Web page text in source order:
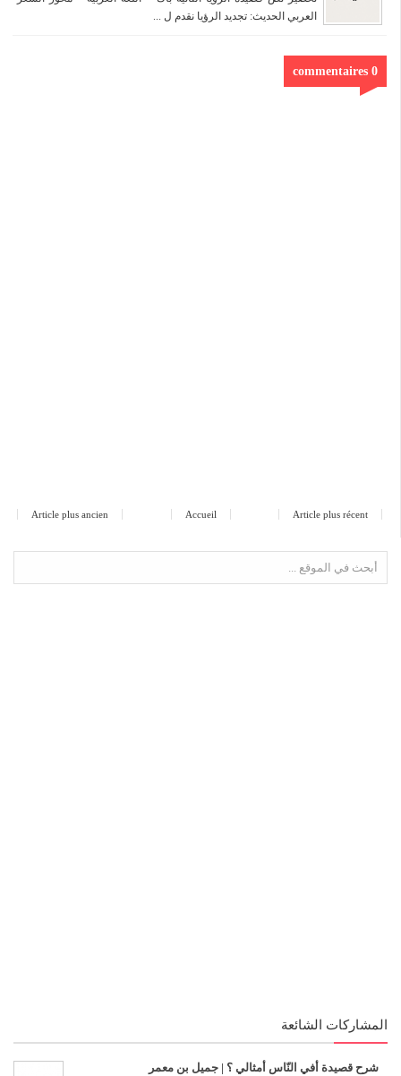
العربي الحديث: تجديد الرؤيا نقدم ل ...
0 commentaires
Article plus récent
Article plus ancien Accueil
المشاركات الشائعة
شرح قصيدة أفي النّاس أمثالي ؟ | جميل بن معمر